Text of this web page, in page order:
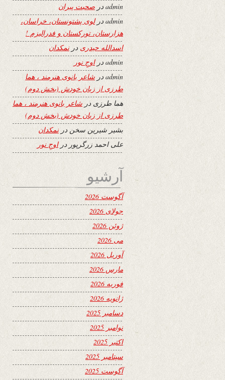
admin در صحبت پیران
adminدرلوی پشتونستان، خراسان،
هزارستان، تورکستان و فدرالیزم !
اسدالله حیدری درنمکدان
adminدراوجِ نور
adminدر شاعر بانوی هنرمند ، هما
طرزی از زبان خودش (بخش دوم)
هما طرزی در شاعر بانوی هنرمند ، هما
طرزی از زبان خودش (بخش دوم)
بشیر شیرین سخن درنمکدان
علی احمد زرگرپور دراوجِ نور
آرشیو
آگوست 2026
جولای 2026
ژوئن 2026
می 2026
آوریل 2026
مارس 2026
فوریه 2026
ژانویه 2026
دسامبر 2025
نوامبر 2025
اکتبر 2025
سپتامبر 2025
آگوست 2025